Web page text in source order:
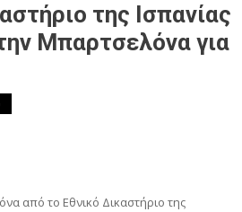
της Ισπανίας
Μπαρτσελόνα για
από το Εθνικό Δικαστήριο της